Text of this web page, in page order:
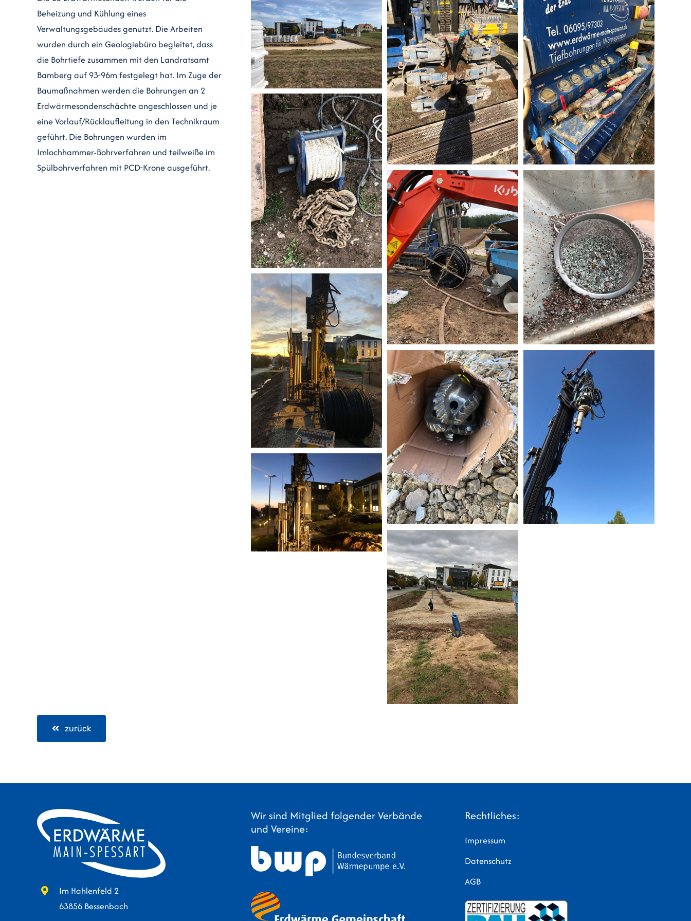
Beheizung und Kühlung eines
Verwaltungsgebäudes genutzt. Die Arbeiten
wurden durch ein Geologiebüro begleitet, dass
die Bohrtiefe zusammen mit den Landratsamt
Bamberg auf 93-96m festgelegt hat. Im Zuge der
Baumaßnahmen werden die Bohrungen an 2
Erdwärmesondenschächte angeschlossen und je
eine Vorlauf/Rücklaufleitung in den Technikraum
geführt. Die Bohrungen wurden im
Imlochhammer-Bohrverfahren und teilweiße im
Spülbohrverfahren mit PCD-Krone ausgeführt.
zurück
Im Hahlenfeld 2
63856 Bessenbach
Wir sind Mitglied folgender Verbände
und Vereine:
Rechtliches:
Impressum
Datenschutz
AGB